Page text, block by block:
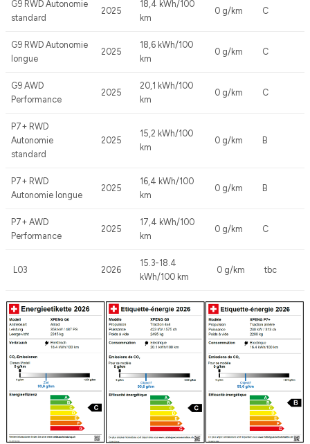
G9 RWD Autonomie
standard
2025
18,4 kWh/100
km
0 g/km C
G9 RWD Autonomie
longue
2025
18,6 kWh/100
km
0 g/km C
G9 AWD
Performance
2025
20,1 kWh/100
km
0 g/km C
P7+ RWD
Autonomie
standard
2025
15,2 kWh/100
km
0 g/km B
P7+ RWD
Autonomie longue
2025
16,4 kWh/100
km
0 g/km B
P7+ AWD
Performance
2025
17,4 kWh/100
km
0 g/km C
L03 2026
15.3-18.4
kWh/100 km
0 g/km tbc